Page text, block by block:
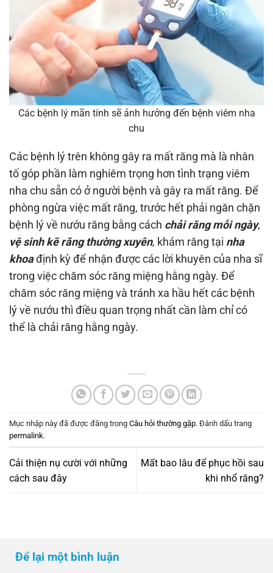
Các bệnh lý mãn tính sẽ ảnh hưởng đến bệnh viêm nha
chu
Các bệnh lý trên không gây ra mất răng mà là nhân
tố góp phần làm nghiêm trọng hơn tình trạng viêm
nha chu sẵn có ở người bệnh và gây ra mất răng. Để
phòng ngừa việc mất răng, trước hết phải ngăn chặn
bệnh lý về nướu răng bằng cách chải răng mỗi ngày,
vệ sinh kẽ răng thường xuyên, khám răng tại nha
khoađịnh kỳ để nhận được các lời khuyên của nha sĩ
trong việc chăm sóc răng miệng hằng ngày. Để
chăm sóc răng miệng và tránh xa hầu hết các bệnh
lý về nướu thì điều quan trọng nhất cần làm chỉ có
thể là chải răng hằng ngày.
Mục nhập này đã được đăng trong Câu hỏi thường gặp. Đánh dấu trang
permalink.
Cải thiện nụ cười với những
cách sau đây
Mất bao lâu để phục hồi sau
khi nhổ răng?
Để lại một bình luận